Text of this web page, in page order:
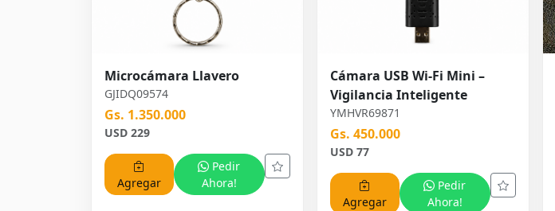
Microcámara Llavero
GJIDQ09574
Gs. 1.350.000
USD 229
Agregar
Pedir
Ahora!
Cámara USB Wi-Fi Mini –
Vigilancia Inteligente
YMHVR69871
Gs. 450.000
USD 77
Agregar
Pedir
Ahora!